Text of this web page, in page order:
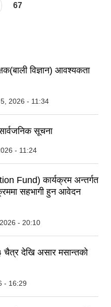
67
विज्ञान) आवश्यकता
2026 - 11:34
सूचना
- 11:24
Fund) कार्यक्रम अन्तर्गत
सहभागी हुन आवेदन
- 20:10
देखि असार मसान्तको
- 16:29